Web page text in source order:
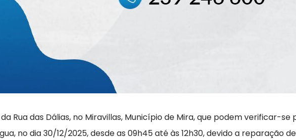
Rua das Dálias, no Miravillas, Município de Mira, que podem verificar-
no dia 30/12/2025, desde as 09h45 até às 12h30, devido a reparação